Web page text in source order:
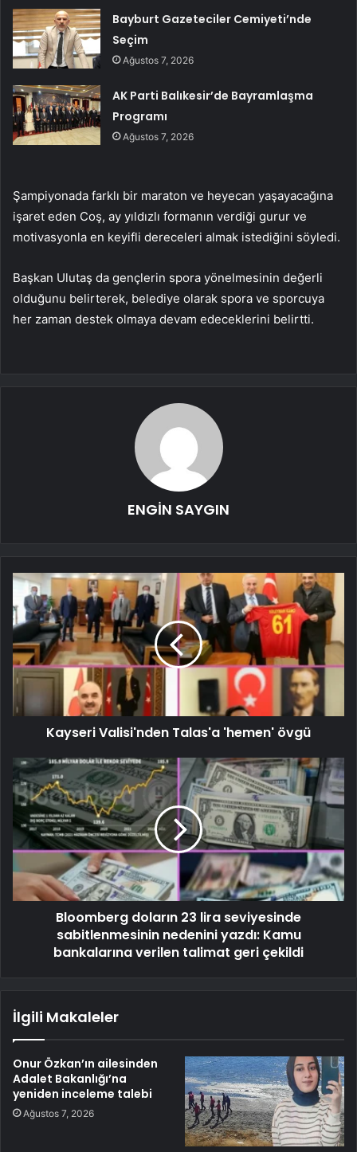
Bayburt Gazeteciler Cemiyeti’nde
Seçim
Ağustos 7, 2026
AK Parti Balıkesir’de Bayramlaşma
Programı
Ağustos 7, 2026
Şampiyonada farklı bir maraton ve heyecan yaşayacağına
işaret eden Coş, ay yıldızlı formanın verdiği gurur ve
motivasyonla en keyifli dereceleri almak istediğini söyledi.
Başkan Ulutaş da gençlerin spora yönelmesinin değerli
olduğunu belirterek, belediye olarak spora ve sporcuya
her zaman destek olmaya devam edeceklerini belirtti.
ENGİN SAYGIN
Kayseri Valisi'nden Talas'a 'hemen' övgü
Bloomberg doların 23 lira seviyesinde
sabitlenmesinin nedenini yazdı: Kamu
bankalarına verilen talimat geri çekildi
İlgili Makaleler
Onur Özkan’ın ailesinden
Adalet Bakanlığı’na
yeniden inceleme talebi
Ağustos 7, 2026